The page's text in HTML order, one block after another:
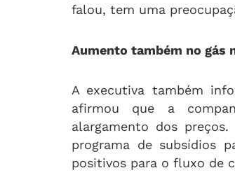
falou, tem uma
Aumento também no gás
A executiva também
afirmou que a
alargamento dos
programa de subsídios
positivos para o fluxo de